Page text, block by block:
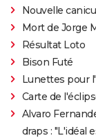
Nouvelle
Mort de Jorge
Résultat Loto
Bison Futé
Lunettes pour
Carte de
Alvaro
draps : "L'idéal